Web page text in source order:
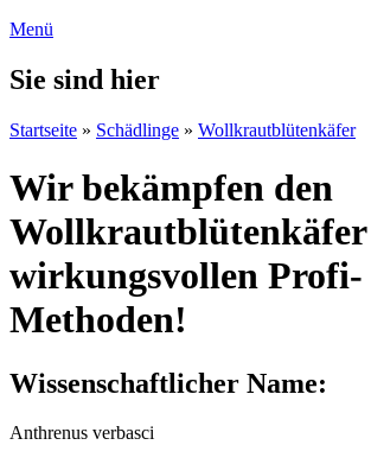
Menü
Sie sind hier
Startseite » Schädlinge » Wollkrautblütenkäfer
Wir bekämpfen den
wirkungsvollen Profi-
Methoden!
Wissenschaftlicher Name:
Anthrenus verbasci